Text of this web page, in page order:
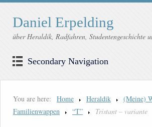
Daniel Erpelding
über Heraldik, Radfahren, Studentengeschichte
Secondary Navigation
You are here: Home Heraldik
(Meine)
Familienwappen
“T” Tristant – variante